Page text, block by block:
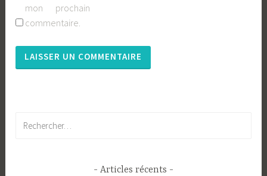
mon prochain
commentaire.
Articles récents